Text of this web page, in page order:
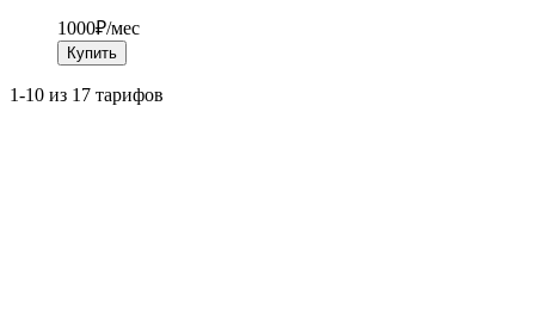
1000₽/мес
Купить
1-10 из 17 тарифов